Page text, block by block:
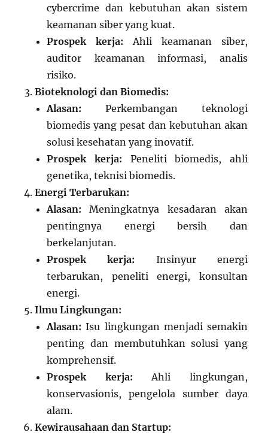
cybercrime dan kebutuhan akan sistem
keamanan siber yang kuat.
Prospek kerja: Ahli keamanan siber,
auditor keamanan informasi, analis
risiko.
Bioteknologi dan Biomedis:
Alasan: Perkembangan teknologi
biomedis yang pesat dan kebutuhan akan
solusi kesehatan yang inovatif.
Prospek kerja: Peneliti biomedis, ahli
genetika, teknisi biomedis.
Energi Terbarukan:
Alasan: Meningkatnya kesadaran akan
pentingnya energi bersih dan
berkelanjutan.
Prospek kerja: Insinyur energi
terbarukan, peneliti energi, konsultan
energi.
Ilmu Lingkungan:
Alasan: Isu lingkungan menjadi semakin
penting dan membutuhkan solusi yang
komprehensif.
Prospek kerja: Ahli lingkungan,
konservasionis, pengelola sumber daya
alam.
Kewirausahaan dan Startup: